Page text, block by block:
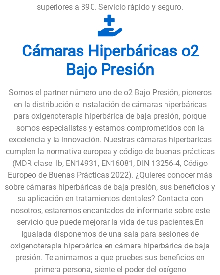
superiores a 89€. Servicio rápido y seguro.
Cámaras Hiperbáricas o2
Bajo Presión
Somos el partner número uno de o2 Bajo Presión, pioneros
en la distribución e instalación de cámaras hiperbáricas
para oxigenoterapia hiperbárica de baja presión, porque
somos especialistas y estamos comprometidos con la
excelencia y la innovación. Nuestras cámaras hiperbáricas
cumplen la normativa europea y código de buenas prácticas
(MDR clase IIb, EN14931, EN16081, DIN 13256-4, Código
Europeo de Buenas Prácticas 2022). ¿Quieres conocer más
sobre cámaras hiperbáricas de baja presión, sus beneficios y
su aplicación en tratamientos dentales? Contacta con
nosotros, estaremos encantados de informarte sobre este
servicio que puede mejorar la vida de tus pacientes.En
Igualada disponemos de una sala para sesiones de
oxigenoterapia hiperbárica en cámara hiperbárica de baja
presión. Te animamos a que pruebes sus beneficios en
primera persona, siente el poder del oxígeno